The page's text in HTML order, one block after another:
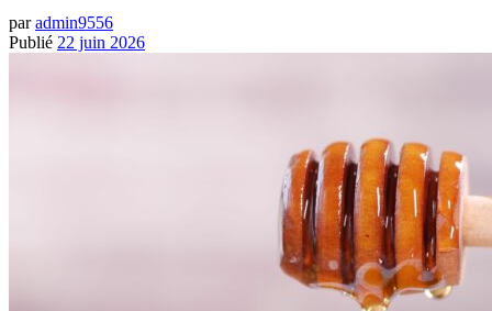
paradmin9556
Publié 22 juin 2026